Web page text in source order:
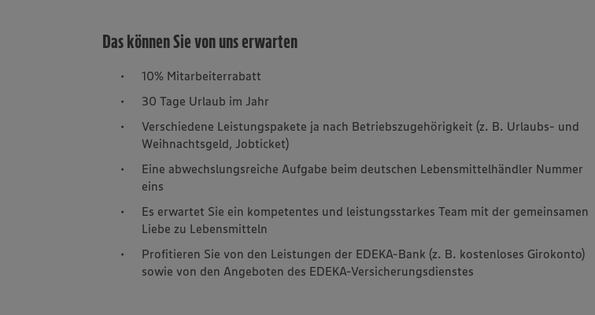
Das können Sie von uns erwarten
10% Mitarbeiterrabatt
30 Tage Urlaub im Jahr
Verschiedene Leistungspakete ja nach Betriebszugehörigkeit (z. B. Urlaubs- und
Weihnachtsgeld, Jobticket)
Eine abwechslungsreiche Aufgabe beim deutschen Lebensmittelhändler Nummer
eins
Es erwartet Sie ein kompetentes und leistungsstarkes Team mit der gemeinsamen
Liebe zu Lebensmitteln
Profitieren Sie von den Leistungen der EDEKA-Bank (z. B. kostenloses Girokonto)
sowie von den Angeboten des EDEKA-Versicherungsdienstes